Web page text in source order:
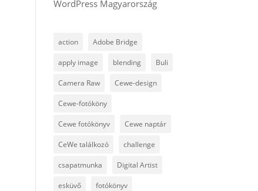
WordPress Magyarország
action Adobe Bridge
apply image blending Buli
Camera Raw Cewe-design
Cewe-fotóköny
Cewe fotókönyv Cewe naptár
CeWe találkozó challenge
csapatmunka Digital Artist
esküvő fotókönyv